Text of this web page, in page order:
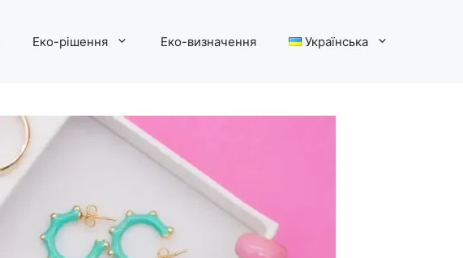
Еко-рішення Еко-визначення Українська